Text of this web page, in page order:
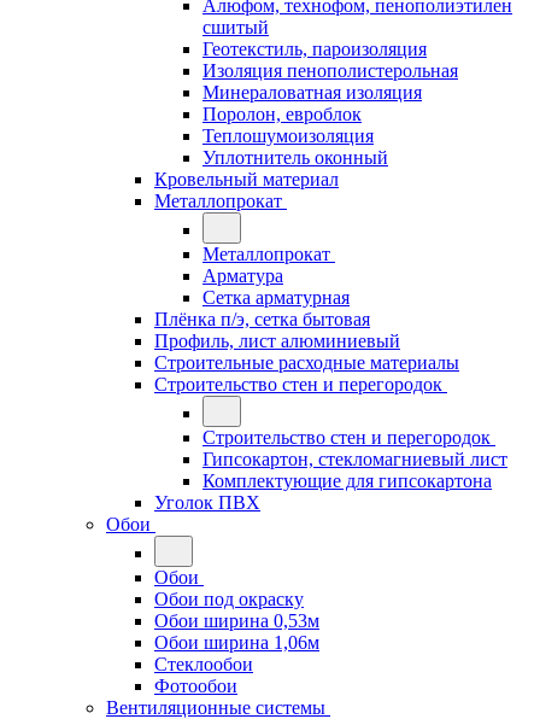
Алюфом, технофом, пенополиэтилен
сшитый
Геотекстиль, пароизоляция
Изоляция пенополистерольная
Минераловатная изоляция
Поролон, евроблок
Теплошумоизоляция
Уплотнитель оконный
Кровельный материал
Металлопрокат
Металлопрокат
Арматура
Сетка арматурная
Плёнка п/э, сетка бытовая
Профиль, лист алюминиевый
Строительные расходные материалы
Строительство стен и перегородок
Строительство стен и перегородок
Гипсокартон, стекломагниевый лист
Комплектующие для гипсокартона
Уголок ПВХ
Обои
Обои
Обои под окраску
Обои ширина 0,53м
Обои ширина 1,06м
Стеклообои
Фотообои
Вентиляционные системы